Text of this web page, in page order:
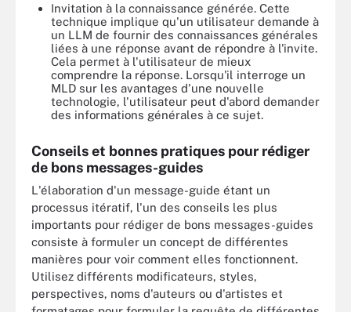
Invitation à la connaissance générée. Cette
technique implique qu'un utilisateur demande à
un LLM de fournir des connaissances générales
liées à une réponse avant de répondre à l'invite.
Cela permet à l'utilisateur de mieux
comprendre la réponse. Lorsqu'il interroge un
MLD sur les avantages d'une nouvelle
technologie, l'utilisateur peut d'abord demander
des informations générales à ce sujet.
Conseils et bonnes pratiques pour rédiger
de bons messages-guides
L'élaboration d'un message-guide étant un
processus itératif, l'un des conseils les plus
importants pour rédiger de bons messages-guides
consiste à formuler un concept de différentes
manières pour voir comment elles fonctionnent.
Utilisez différents modificateurs, styles,
perspectives, noms d'auteurs ou d'artistes et